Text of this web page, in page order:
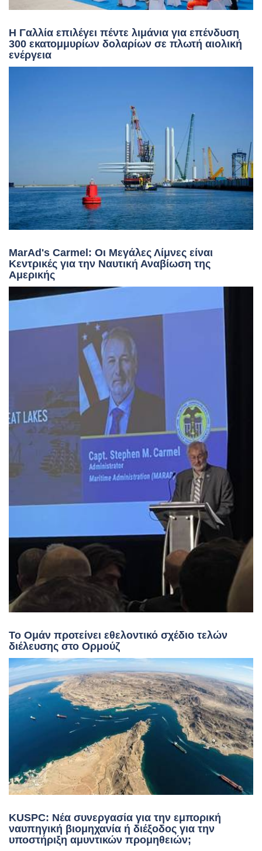
Η Γαλλία επιλέγει πέντε λιμάνια για επένδυση
300 εκατομμυρίων δολαρίων σε πλωτή αιολική
ενέργεια
MarAd's Carmel: Οι Μεγάλες Λίμνες είναι
Κεντρικές για την Ναυτική Αναβίωση της
Αμερικής
Το Ομάν προτείνει εθελοντικό σχέδιο τελών
διέλευσης στο Ορμούζ
KUSPC: Νέα συνεργασία για την εμπορική
ναυπηγική βιομηχανία ή διέξοδος για την
υποστήριξη αμυντικών προμηθειών;